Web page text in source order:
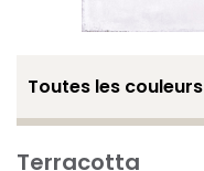
Toutes les couleurs
Terracotta